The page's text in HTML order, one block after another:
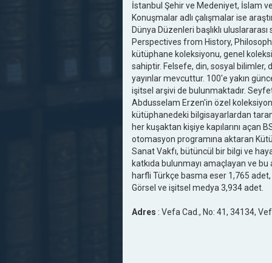
İstanbul Şehir ve Medeniyet, İslam
Konuşmalar adlı çalışmalar ise
Dünya Düzenleri başlıklı
Perspectives from History,
kütüphane koleksiyonu, genel
sahiptir. Felsefe, din, sosyal
yayınlar mevcuttur. 100'e yakın
işitsel arşivi de bulunmaktadır.
Abdusselam Erzen'in özel
kütüphanedeki bilgisayarlardan
her kuşaktan kişiye kapılarını açan
otomasyon programına aktaran
Sanat Vakfı, bütüncül bir bilgi ve
katkıda bulunmayı amaçlayan ve
harfli Türkçe basma eser 1,765 adet,
Görsel ve işitsel medya 3,934 adet.
Adres : Vefa Cad., No: 41, 34134,